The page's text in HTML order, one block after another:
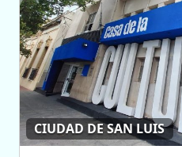
CIUDAD DE SAN LUIS